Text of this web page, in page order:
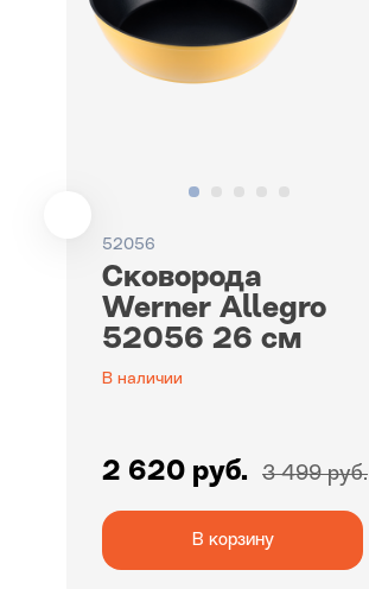
52056
Сковорода
Werner Allegro
52056 26 см
В наличии
2 620 руб. 3 499 руб.
В корзину